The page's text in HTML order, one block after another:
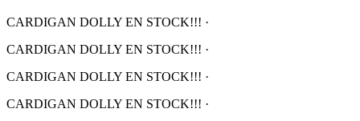
CARDIGAN DOLLY EN STOCK!!! ·
CARDIGAN DOLLY EN STOCK!!! ·
CARDIGAN DOLLY EN STOCK!!! ·
CARDIGAN DOLLY EN STOCK!!! ·